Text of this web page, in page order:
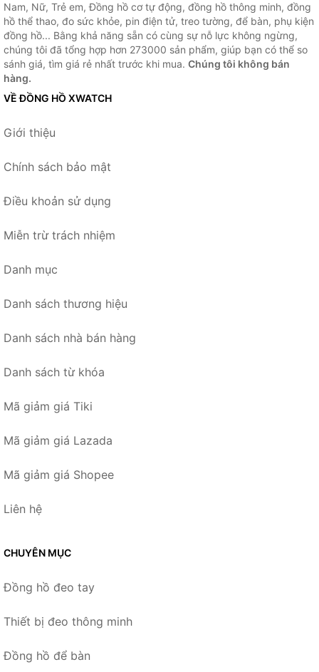
Nam, Nữ, Trẻ em, Đồng hồ cơ tự động, đồng hồ thông minh, đồng
hồ thể thao, đo sức khỏe, pin điện tử, treo tường, để bàn, phụ kiện
đồng hồ... Bằng khả năng sẵn có cùng sự nỗ lực không ngừng,
chúng tôi đã tổng hợp hơn 273000 sản phẩm, giúp bạn có thể so
sánh giá, tìm giá rẻ nhất trước khi mua. Chúng tôi không bán
hàng.
VỀ ĐỒNG HỒ XWATCH
Giới thiệu
Chính sách bảo mật
Điều khoản sử dụng
Miễn trừ trách nhiệm
Danh mục
Danh sách thương hiệu
Danh sách nhà bán hàng
Danh sách từ khóa
Mã giảm giá Tiki
Mã giảm giá Lazada
Mã giảm giá Shopee
Liên hệ
CHUYÊN MỤC
Đồng hồ đeo tay
Thiết bị đeo thông minh
Đồng hồ để bàn